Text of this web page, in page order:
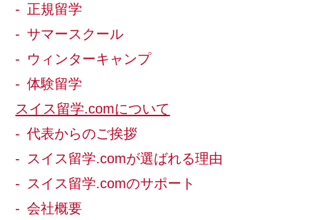
正規留学
サマースクール
ウィンターキャンプ
体験留学
スイス留学.comについて
代表からのご挨拶
スイス留学.comが選ばれる理由
スイス留学.comのサポート
会社概要